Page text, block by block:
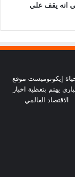
انه يقف علي
إيكونوميست موقع
يهتم بتغظية اخبار
الاقتصاد العالمي